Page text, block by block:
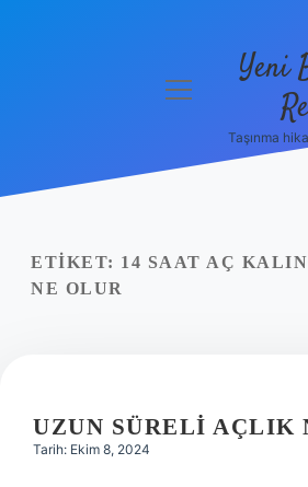
Politikası
Yasal Uyarı
menüyü
Yeni
Taşınma
ETIKET: 14 SAAT AÇ
NE OLUR
UZUN SÜRELI AÇLIK
Tarih: Ekim 8, 2024